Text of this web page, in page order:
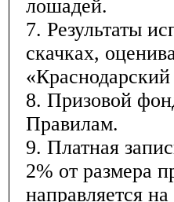
лошадей.
7. Результаты
скачках,
8. Призовой
Правилам.
9. Платная
2% от размера
направляется